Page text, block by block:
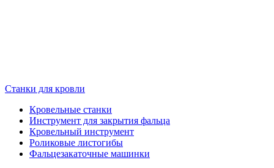
Станки для кровли
Кровельные станки
Инструмент для закрытия фальца
Кровельный инструмент
Роликовые листогибы
Фальцезакаточные машинки